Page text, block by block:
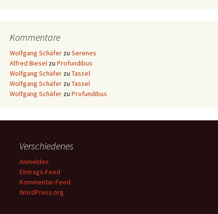
Kommentare
Wolfgang Schäfer zu Serenes
Alfred Biesel zu Profundibus
Wolfgang Schäfer zu Tassel
Wolfgang Schäfer zu Tassel
Wolfgang Schäfer zu Profundibus
Verschiedenes
Anmelden
Eintrags-Feed
Kommentar-Feed
WordPress.org